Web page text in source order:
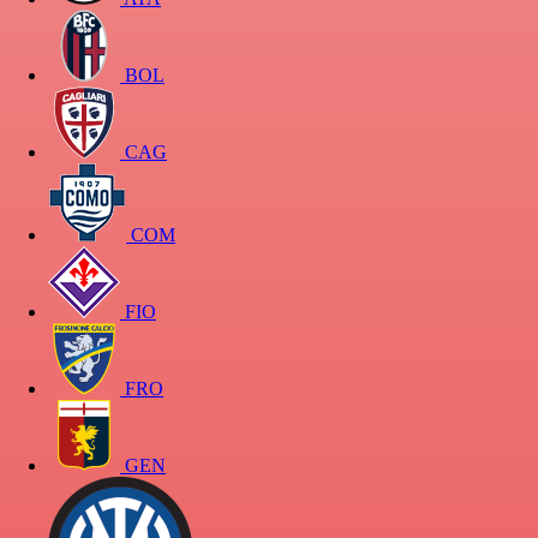
BOL
CAG
COM
FIO
FRO
GEN